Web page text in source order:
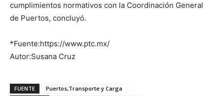
cumplimientos normativos con la Coordinación General
de Puertos, concluyó.
*Fuente:https://www.ptc.mx/
Autor:Susana Cruz
FUENTE
Puertos,Transporte y Carga